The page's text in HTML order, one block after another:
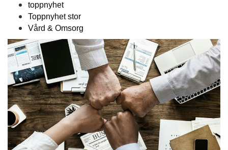
toppnyhet
Toppnyhet stor
Vård & Omsorg